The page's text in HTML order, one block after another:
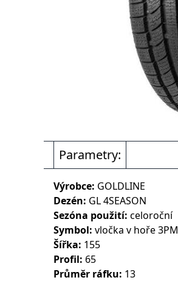
Parametry:
Výrobce: GOLDLINE
Dezén: GL 4SEASON
Sezóna použití: celoroční
Symbol: vločka v hoře
Šířka: 155
Profil: 65
Průměr ráfku: 13